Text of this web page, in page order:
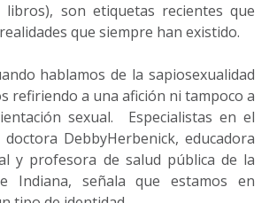
son etiquetas recientes que
que siempre han existido.
hablamos de la sapiosexualidad
refiriendo a una afición ni tampoco a
sexual. Especialistas en el
DebbyHerbenick, educadora
y profesora de salud pública de la
Indiana, señala que estamos en